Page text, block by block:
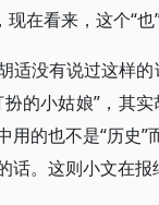
在看来，这个“也
没有说过这样的
的小姑娘”，其
用的也不是“历史
话。这则小文在报